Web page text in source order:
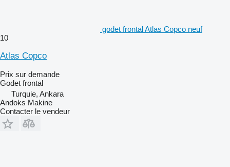
godet frontal Atlas Copco neuf
10
Atlas Copco
Prix sur demande
Godet frontal
Turquie, Ankara
Andoks Makine
Contacter le vendeur